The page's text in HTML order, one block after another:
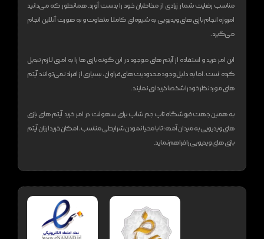
مناسب رضایت شمار زیادی از مخاطبان خود را بدست آورد. همانطور که می‌دانید
امروزه انجام بازی های ویدیویی به شیوه‌ای کاملا متفاوت و به صورت آنلاین انجام
می‌گیرد.
این امر خرید و استفاده از آیتم های موجود در این گونه بازی ها را به امری لازم تبدیل
کرده است. اما به دلیل وجود محدودیت های فراوان، بسیاری از افراد نمی‌توانند آیتم
های مورد نظر خود را شخصا خریداری نمایند.
به همین جهت فروشگاه تاپ جم شاپ برای سهولت در امر خرید آیتم های بازی
های ویدیویی به میدان آمده؛ تا با محیا نمودن شرایطی مناسب، امکان خرید ارزان آیتم
بازی های ویدیویی را فراهم نماید.